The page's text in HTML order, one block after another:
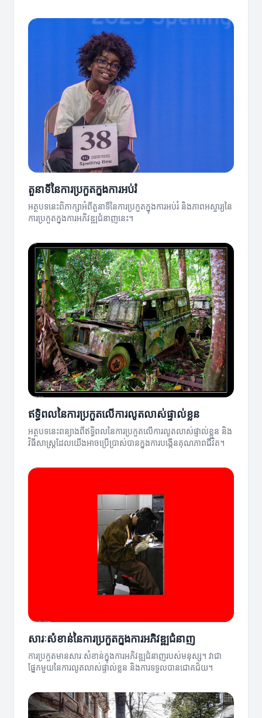
តួនាទីនៃការប្រកួតក្នុងការអប់រំ
អត្ថបទនេះពិភាក្សាអំពីតួនាទីនៃការប្រកួតក្នុងការអប់រំ និងភាពអស្ចារ្យនៃ
ការប្រកួតក្នុងការអភិវឌ្ឍជំនាញនេះ។
ឥទ្ធិពលនៃការប្រកួតលើការលូតលាស់ផ្ទាល់ខ្លួន
អត្ថបទនេះពន្យាងពីឥទ្ធិពលនៃការប្រកួតលើការលូតលាស់ផ្ទាល់ខ្លួន និង
វិធីសាស្ត្រដែលយើងអាចប្រើប្រាស់បានក្នុងការបង្កើនគុណភាពជីវិត។
សារៈសំខាន់នៃការប្រកួតក្នុងការអភិវឌ្ឍជំនាញ
ការប្រកួតមានសារៈសំខាន់ក្នុងការអភិវឌ្ឍជំនាញរបស់មនុស្ស។ វាជា
ផ្នែកមួយនៃការលូតលាស់ផ្ទាល់ខ្លួន និងការទទួលបានជោគជ័យ។